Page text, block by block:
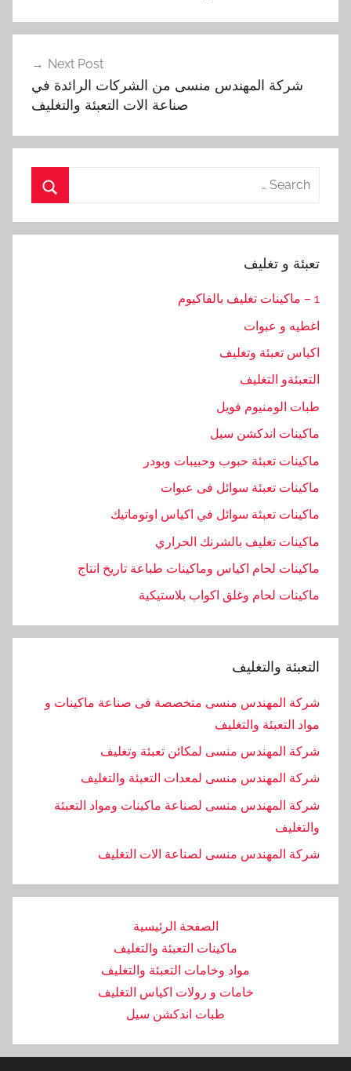
Next Post
شركة المهندس منسى من الشركات الرائدة في
صناعة الات التعبئة والتغليف
Search
تعبئة و تغليف
1 – ماكينات تغليف بالفاكيوم
اغطيه و عبوات
اكياس تعبئة وتغليف
التعبئةو التغليف
طبات الومنيوم فويل
ماكينات اندكشن سيل
ماكينات تعبئة حبوب وحبيبات وبودر
ماكينات تعبئة سوائل فى عبوات
ماكينات تعبئة سوائل في اكياس اوتوماتيك
ماكينات تغليف بالشرنك الحراري
ماكينات لحام اكياس وماكينات طباعة تاريخ انتاج
ماكينات لحام وغلق اكواب بلاستيكية
التعبئة والتغليف
شركة المهندس منسى متخصصة فى صناعة ماكينات و
مواد التعبئة والتغليف
شركة المهندس منسى لمكائن تعبئة وتغليف
شركة المهندس منسى لمعدات التعبئة والتغليف
شركة المهندس منسى لصناعة ماكينات ومواد التعبئة
والتغليف
‏شركة المهندس منسى لصناعة الات التغليف
الصفحة الرئيسية
ماكينات التعبئة والتغليف
مواد وخامات التعبئة والتغليف
خامات و رولات اكياس التغليف
طبات اندكشن سيل